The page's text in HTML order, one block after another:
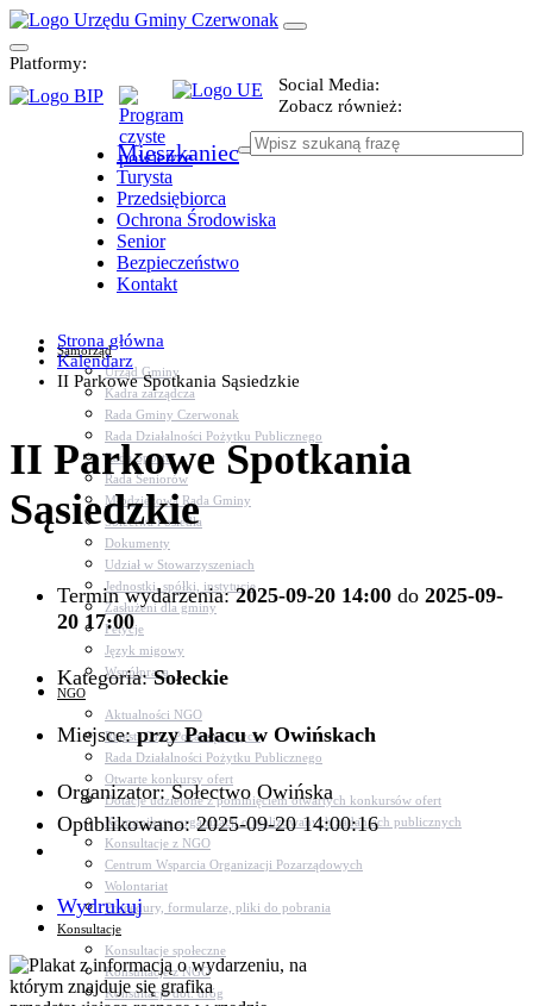
Platformy:
Social Media:
Zobacz również:
Mieszkaniec
Turysta
Przedsiębiorca
Ochrona Środowiska
Senior
Bezpieczeństwo
Kontakt
Samorząd
Urząd Gminy
Kadra zarządcza
Rada Gminy Czerwonak
Rada Działalności Pożytku Publicznego
Rada Sportu
Rada Seniorów
Młodzieżowa Rada Gminy
Sołectwa i osiedla
Dokumenty
Udział w Stowarzyszeniach
Jednostki, spółki, instytucje
Zasłużeni dla gminy
Petycje
Język migowy
Współpraca
NGO
Aktualności NGO
Rejestr Org. Pozarządowych
Rada Działalności Pożytku Publicznego
Otwarte konkursy ofert
Dotacje udzielone z pominięciem otwartych konkursów ofert
Komunikaty organizacji o realizowanych zadaniach publicznych
Konsultacje z NGO
Centrum Wsparcia Organizacji Pozarządowych
Wolontariat
Procedury, formularze, pliki do pobrania
Konsultacje
Konsultacje społeczne
Konsultacje z NGO
Konsultacje dot. dróg
Strona główna
Kalendarz
II Parkowe Spotkania Sąsiedzkie
II Parkowe Spotkania
Sąsiedzkie
Termin wydarzenia:2025-09-20 14:00 do 2025-09-
20 17:00
Kategoria:Sołeckie
Miejsce:przy Pałacu w Owińskach
Organizator: Sołectwo Owińska
Opublikowano: 2025-09-20 14:00:16
Wydrukuj